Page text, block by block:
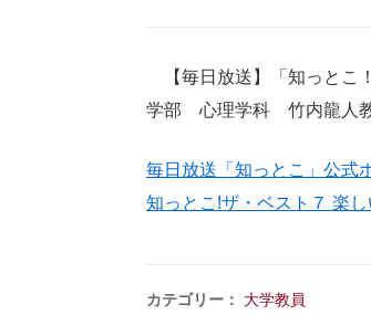
【毎日放送】「知っとこ
学部 心理学科 竹内龍人教
毎日放送「知っとこ」公式
知っとこ!ザ・ベスト７ 楽
カテゴリー： 大学教員